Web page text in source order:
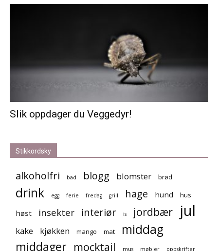
Slik oppdager du Veggedyr!
Stikkordsky
alkoholfri bad blogg blomster brød
drink egg ferie fredag grill hage hund hus
høst insekter interiør is jordbær jul
kake kjøkken mango mat middag
middager mocktail mus møbler oppskrifter